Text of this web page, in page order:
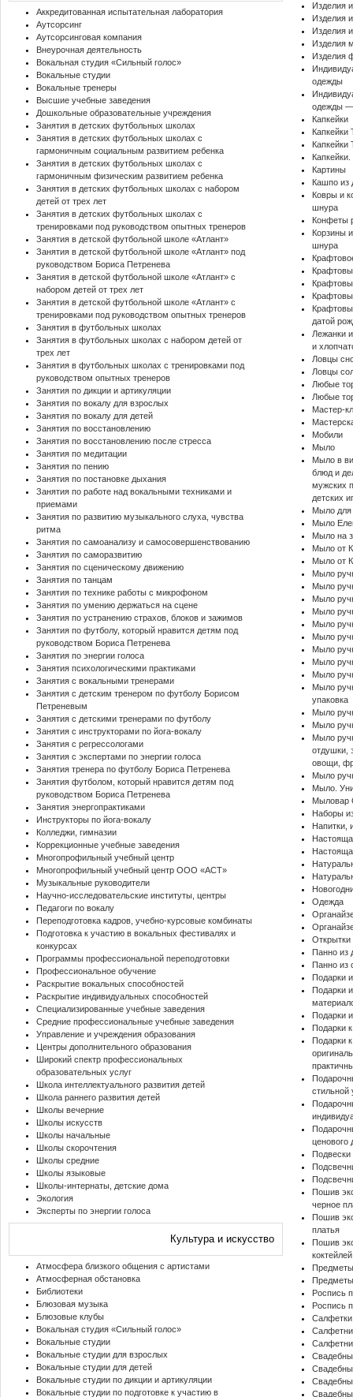
Аккредитованная испытательная лаборатория
Аутсорсинг
Аутсорсинговая компания
Внеурочная деятельность
Вокальная студия «Сильный голос»
Вокальные студии
Вокальные тренеры
Высшие учебные заведения
Дошкольные образовательные учреждения
Занятия в детских футбольных школах
Занятия в детских футбольных школах с
гармоничным социальным развитием ребенка
Занятия в детских футбольных школах с
гармоничным физическим развитием ребенка
Занятия в детских футбольных школах с набором
детей от трех лет
Занятия в детских футбольных школах с
тренировками под руководством опытных тренеров
Занятия в детской футбольной школе «Атлант»
Занятия в детской футбольной школе «Атлант» под
руководством Бориса Петренева
Занятия в детской футбольной школе «Атлант» с
набором детей от трех лет
Занятия в детской футбольной школе «Атлант» с
тренировками под руководством опытных тренеров
Занятия в футбольных школах
Занятия в футбольных школах с набором детей от
трех лет
Занятия в футбольных школах с тренировками под
руководством опытных тренеров
Занятия по дикции и артикуляции
Занятия по вокалу для взрослых
Занятия по вокалу для детей
Занятия по восстановлению
Занятия по восстановлению после стресса
Занятия по медитации
Занятия по пению
Занятия по постановке дыхания
Занятия по работе над вокальными техниками и
приемами
Занятия по развитию музыкального слуха, чувства
ритма
Занятия по самоанализу и самосовершенствованию
Занятия по саморазвитию
Занятия по сценическому движению
Занятия по танцам
Занятия по технике работы с микрофоном
Занятия по умению держаться на сцене
Занятия по устранению страхов, блоков и зажимов
Занятия по футболу, который нравится детям под
руководством Бориса Петренева
Занятия по энергии голоса
Занятия психологическими практиками
Занятия с вокальными тренерами
Занятия с детским тренером по футболу Борисом
Петреневым
Занятия с детскими тренерами по футболу
Занятия с инструкторами по йога-вокалу
Занятия с регрессологами
Занятия с экспертами по энергии голоса
Занятия тренера по футболу Бориса Петренева
Занятия футболом, который нравится детям под
руководством Бориса Петренева
Занятия энергопрактиками
Инструкторы по йога-вокалу
Колледжи, гимназии
Коррекционные учебные заведения
Многопрофильный учебный центр
Многопрофильный учебный центр ООО «АСТ»
Музыкальные руководители
Научно-исследовательские институты, центры
Педагоги по вокалу
Переподготовка кадров, учебно-курсовые комбинаты
Подготовка к участию в вокальных фестивалях и
конкурсах
Программы профессиональной переподготовки
Профессиональное обучение
Раскрытие вокальных способностей
Раскрытие индивидуальных способностей
Специализированные учебные заведения
Средние профессиональные учебные заведения
Управление и учреждения образования
Центры дополнительного образования
Широкий спектр профессиональных
образовательных услуг
Школа интеллектуального развития детей
Школа раннего развития детей
Школы вечерние
Школы искусств
Школы начальные
Школы скорочтения
Школы средние
Школы языковые
Школы-интернаты, детские дома
Экология
Эксперты по энергии голоса
Культура и искусство
Атмосфера близкого общения с артистами
Атмосферная обстановка
Библиотеки
Блюзовая музыка
Блюзовые клубы
Вокальная студия «Сильный голос»
Вокальные студии
Вокальные студии для взрослых
Вокальные студии для детей
Вокальные студии по дикции и артикуляции
Вокальные студии по подготовке к участию в
Изделия
Изделия
Изделия
Изделия
Изделия
одежды
одежды —
Капкейки
Капкейки
Капкейки
Картины
Кашпо из
Ковры и
шнура
Конфеты
Корзины
шнура
датой
Лежанки
и
Ловцы
Ловцы
Любые
Любые
Мастер-
Мобили
Мыло
Мыло в
блюд и
мужских
детских
Мыло для
Мыло
Мыло на
Мыло от
Мыло от
Мыло
Мыло
Мыло
Мыло
Мыло
Мыло
Мыло
Мыло
Мыло
Мыло
упаковка
Мыло
Мыло
Мыло
отдушки,
овощи,
Мыло
Мыло.
Мыловар
Наборы
Напитки,
Одежда
Открытки
Панно из
Панно из
Подарки
Подарки
Подарки
Подарки
Подарки
стильной
ценового
Подвески
Пошив
черное
Пошив
платья
Пошив
коктейлей
Роспись
Роспись
Салфетки